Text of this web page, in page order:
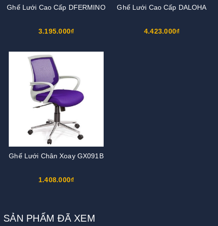
Ghế Lưới Cao Cấp DFERMINO
3.195.000₫
Ghế Lưới Cao Cấp DALOHA
4.423.000₫
Ghế Lưới Chân Xoay GX091B
1.408.000₫
SẢN PHẨM ĐÃ XEM